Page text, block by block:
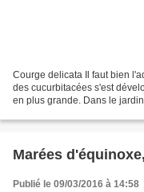
Courge delicata Il faut bien
des cucurbitacées s'est
en plus grande. Dans le
Marées
Publié le 09/03/2016 à 14:58